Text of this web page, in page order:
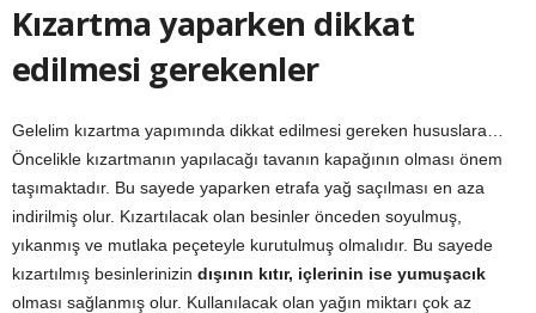
Kızartma yaparken dikkat
edilmesi gerekenler
Gelelim kızartma yapımında dikkat edilmesi gereken hususlara…
Öncelikle kızartmanın yapılacağı tavanın kapağının olması önem
taşımaktadır. Bu sayede yaparken etrafa yağ saçılması en aza
indirilmiş olur. Kızartılacak olan besinler önceden soyulmuş,
yıkanmış ve mutlaka peçeteyle kurutulmuş olmalıdır. Bu sayede
kızartılmış besinlerinizin dışının kıtır, içlerinin ise yumuşacık
olması sağlanmış olur. Kullanılacak olan yağın miktarı çok az